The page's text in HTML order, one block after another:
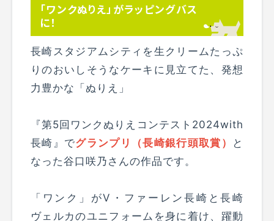
「ワンクぬりえ」がラッピングバス
に！
長崎スタジアムシティを生クリームたっぷ
りのおいしそうなケーキに見立てた、発想
力豊かな「ぬりえ」
『第5回ワンクぬりえコンテスト2024with
長崎』でグランプリ（長崎銀行頭取賞）
と
なった谷口咲乃さんの作品です。
「ワンク」がV・ファーレン長崎と長崎
ヴェルカのユニフォームを身に着け、躍動